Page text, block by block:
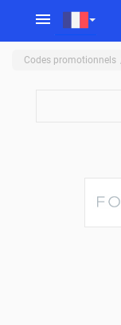
Codes promotionnels